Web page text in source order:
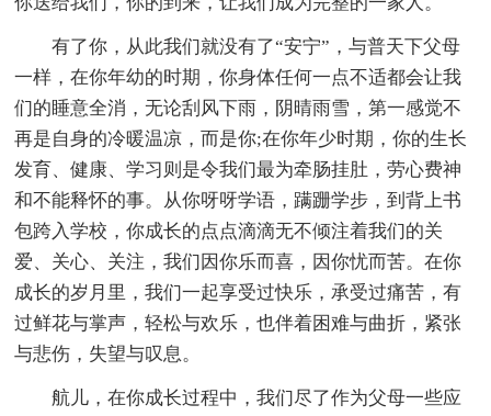
有了你，从此我们就没有了“安宁”，与普天下父母
一样，在你年幼的时期，你身体任何一点不适都会让我
们的睡意全消，无论刮风下雨，阴晴雨雪，第一感觉不
再是自身的冷暖温凉，而是你;在你年少时期，你的生长
发育、健康、学习则是令我们最为牵肠挂肚，劳心费神
和不能释怀的事。从你呀呀学语，蹒跚学步，到背上书
包跨入学校，你成长的点点滴滴无不倾注着我们的关
爱、关心、关注，我们因你乐而喜，因你忧而苦。在你
成长的岁月里，我们一起享受过快乐，承受过痛苦，有
过鲜花与掌声，轻松与欢乐，也伴着困难与曲折，紧张
与悲伤，失望与叹息。
航儿，在你成长过程中，我们尽了作为父母一些应